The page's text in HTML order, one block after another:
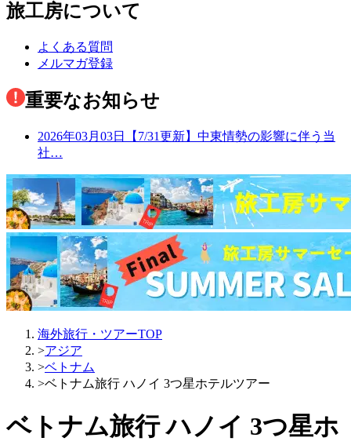
旅工房について
よくある質問
メルマガ登録
重要なお知らせ
2026年03月03日
【7/31更新】中東情勢の影響に伴う当
社…
海外旅行・ツアーTOP
>アジア
>ベトナム
>ベトナム旅行 ハノイ 3つ星ホテルツアー
ベトナム旅行 ハノイ 3つ星ホ